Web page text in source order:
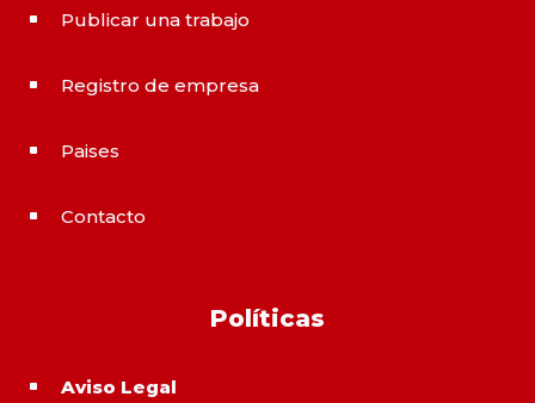
^ Publicar una trabajo
^ Registro de empresa
^ Paises
^ Contacto
Políticas
^ Aviso Legal